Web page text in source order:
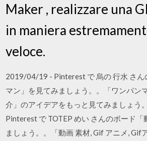
Maker , realizzare una
in maniera
veloce.
2019/04/19 - Pinterest で 烏の 行水 さん
マン」を見てみましょう。。「ワンパン
介」のアイデアをもっと見てみましょう
Pinterest で TOTEP めい さんのボード「
ましょう。。「動画 素材, Gif アニメ, Gif